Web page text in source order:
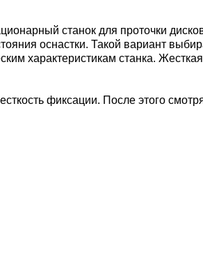
станок для проточки
оснастки. Такой вариант
характеристикам станка.
фиксации. После этого